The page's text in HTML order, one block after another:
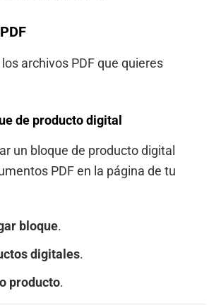
los archivos PDF que quieres
de producto digital
un bloque de producto digital
PDF en la página de tu
bloque.
digitales.
producto.